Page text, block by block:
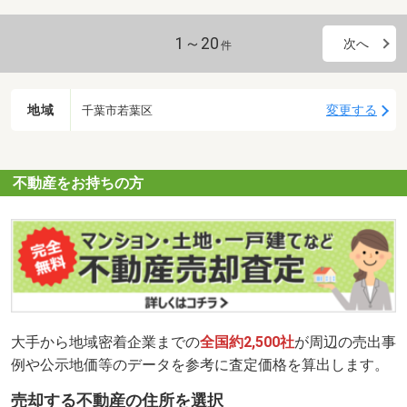
1～20 件 次へ
地域 千葉市若葉区 変更する
不動産をお持ちの方
大手から地域密着企業までの全国約2,500社が周辺の売出事
例や公示地価等のデータを参考に査定価格を算出します。
売却する不動産の住所を選択